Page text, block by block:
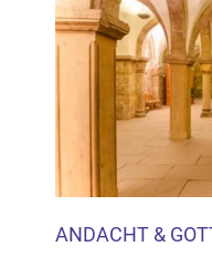
ANDACHT &